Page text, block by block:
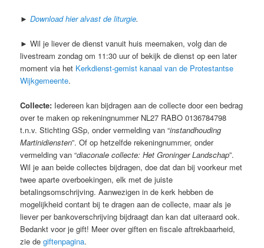
►Download hier alvast de liturgie.
► Wil je liever de dienst vanuit huis meemaken, volg dan de
livestream zondag om 11:30 uur of bekijk de dienst op een later
moment via het Kerkdienst-gemist kanaal van de Protestantse
Wijkgemeente.
Collecte: Iedereen kan bijdragen aan de collecte door een bedrag
over te maken op rekeningnummer NL27 RABO 0136784798
t.n.v. Stichting GSp, onder vermelding van “instandhouding
Martinidiensten”. Of op hetzelfde rekeningnummer, onder
vermelding van “diaconale collecte: Het Groninger Landschap”.
Wil je aan beide collectes bijdragen, doe dat dan bij voorkeur met
twee aparte overboekingen, elk met de juiste
betalingsomschrijving. Aanwezigen in de kerk hebben de
mogelijkheid contant bij te dragen aan de collecte, maar als je
liever per bankoverschrijving bijdraagt dan kan dat uiteraard ook.
Bedankt voor je gift! Meer over giften en fiscale aftrekbaarheid,
zie degiftenpagina.